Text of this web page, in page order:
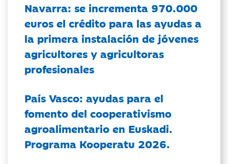
Navarra: se incrementa 970.000
euros el crédito para las ayudas a
la primera instalación de jóvenes
agricultores y agricultoras
profesionales
País Vasco: ayudas para el
fomento del cooperativismo
agroalimentario en Euskadi.
Programa Kooperatu 2026.